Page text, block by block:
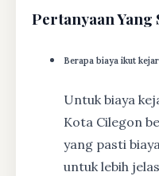
Pertanyaan
Berapa biaya ikut
Untuk biaya
Kota Cilegon
yang pasti
untuk lebih